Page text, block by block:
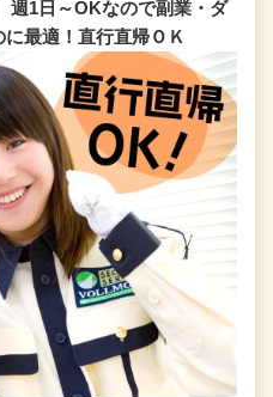
週1日～OKなので副業・ダ
最適！直行直帰ＯＫ